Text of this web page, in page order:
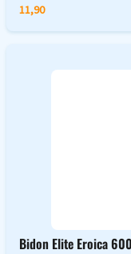
11,90
Bidon Elite Eroica